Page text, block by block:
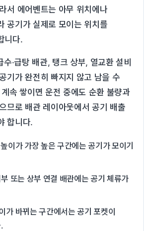
서 에어벤트는 아무 위치에나
공기가 실제로 모이는 위치를
니다.
수·급탕 배관, 탱크 상부, 열교환 설비
기가 완전히 빠지지 않고 남을 수
속 쌓이면 운전 중에도 순환 불량과
므로 배관 레이아웃에서 공기 배출
합니다.
이가 가장 높은 구간에는 공기가 모이기
또는 상부 연결 배관에는 공기 체류가
가 바뀌는 구간에서는 공기 포켓이